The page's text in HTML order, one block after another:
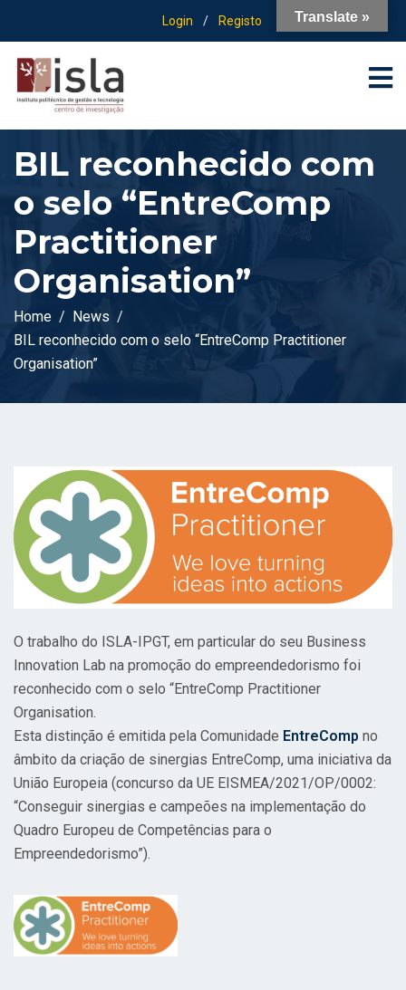
Login / Registo
BIL reconhecido com
o selo “EntreComp
Practitioner
Organisation”
Home
News
BIL reconhecido com o selo “EntreComp Practitioner
Organisation”
O trabalho do ISLA-IPGT, em particular do seu Business
Innovation Lab na promoção do empreendedorismo foi
reconhecido com o selo “EntreComp Practitioner
Organisation.
Esta distinção é emitida pela Comunidade EntreComp no
âmbito da criação de sinergias EntreComp, uma iniciativa da
União Europeia (concurso da UE EISMEA/2021/OP/0002:
“Conseguir sinergias e campeões na implementação do
Quadro Europeu de Competências para o
Empreendedorismo”).
Translate »